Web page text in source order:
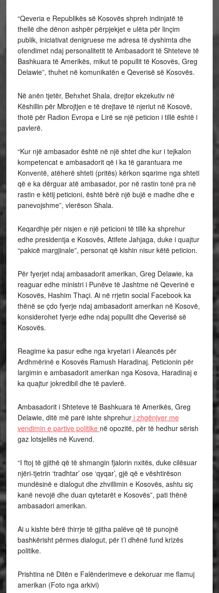
“Qeveria e Republikës së Kosovës shpreh indinjatë të
thellë dhe dënon ashpër përpjekjet e ulëta për linçim
publik, iniciativat denigruese me adresa të dyshimta dhe
ofendimet ndaj personalitetit të Ambasadorit të Shteteve të
Bashkuara të Amerikës, mikut të popullit të Kosovës, Greg
Delawie”, thuhet në komunikatën e Qeverisë së Kosovës.
Në anën tjetër, Behxhet Shala, drejtor ekzekutiv në
Këshillin për Mbrojtjen e të drejtave të njeriut në Kosovë,
thotë për Radion Evropa e Lirë se një peticion i tillë është i
pavlerë.
“Kur një ambasador është në një shtet dhe kur i tejkalon
kompetencat e ambasadorit që i ka të garantuara me
Konventë, atëherë shteti (pritës) kërkon sqarime nga shteti
që e ka dërguar atë ambasador, por në rastin tonë pra në
rastin e këtij peticioni, është bërë një bujë e madhe dhe e
panevojshme”, vlerëson Shala.
Keqardhje për nisjen e një peticioni të tillë ka shprehur
edhe presidentja e Kosovës, Atifete Jahjaga, duke i quajtur
“pakicë margjinale”, personat që kishin nisur këtë peticion.
Për fyerjet ndaj ambasadorit amerikan, Greg Delawie, ka
reaguar edhe ministri i Punëve të Jashtme në Qeverinë e
Kosovës, Hashim Thaçi. Ai në rrjetin social Facebook ka
thënë se çdo fyerje ndaj ambasadorit amerikan në Kosovë,
konsiderohet fyerje edhe ndaj popullit dhe Qeverisë së
Kosovës.
Reagime ka pasur edhe nga kryetari i Aleancës për
Ardhmërinë e Kosovës Ramush Haradinaj. Peticionin për
largimin e ambasadorit amerikan nga Kosova, Haradinaj e
ka quajtur jokredibil dhe të pavlerë.
Ambasadorit i Shteteve të Bashkuara të Amerikës, Greg
Delawie, ditë më parë ishte shprehuri zhgënjyer me
vendimin e partive politike në opozitë, për të hedhur sërish
gaz lotsjellës në Kuvend.
“I ftoj të gjithë që të shmangin fjalorin nxitës, duke cilësuar
njëri-tjetrin ‘tradhtar’ ose ‘qyqar’, gjë që e vështirëson
mundësinë e dialogut dhe zhvillimin e Kosovës, ashtu siç
kanë nevojë dhe duan qytetarët e Kosovës”, pati thënë
ambasadori amerikan.
Ai u kishte bërë thirrje të gjitha palëve që të punojnë
bashkërisht përmes dialogut, për t’i dhënë fund krizës
politike.
Prishtina në Ditën e Falënderimeve e dekoruar me flamuj
amerikan (Foto nga arkivi)